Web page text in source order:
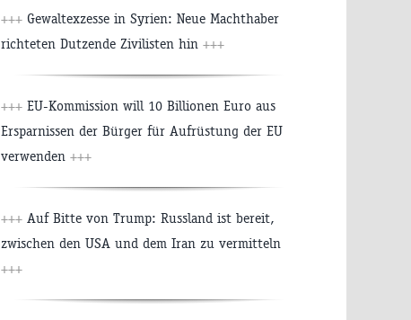
+++ Gewaltexzesse in Syrien: Neue Machthaber
richteten Dutzende Zivilisten hin +++
+++ EU-Kommission will 10 Billionen Euro aus
Ersparnissen der Bürger für Aufrüstung der EU
verwenden +++
+++ Auf Bitte von Trump: Russland ist bereit,
zwischen den USA und dem Iran zu vermitteln
+++